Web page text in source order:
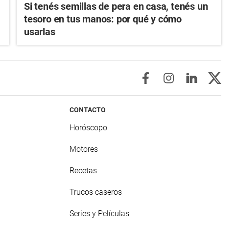
Si tenés semillas de pera en casa, tenés un
tesoro en tus manos: por qué y cómo
usarlas
CONTACTO
Horóscopo
Motores
Recetas
Trucos caseros
Series y Películas